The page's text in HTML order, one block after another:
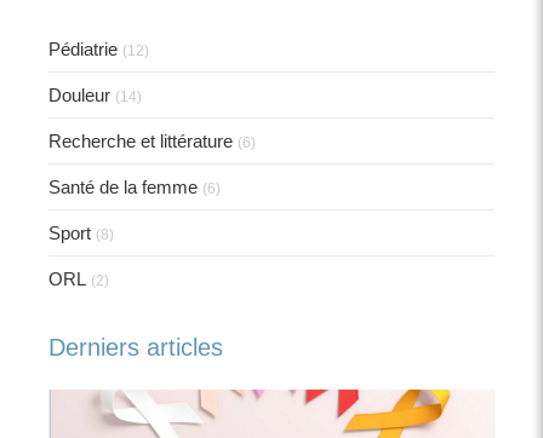
Pédiatrie (12)
Douleur (14)
Recherche et littérature (6)
Santé de la femme (6)
Sport (8)
ORL (2)
Derniers articles